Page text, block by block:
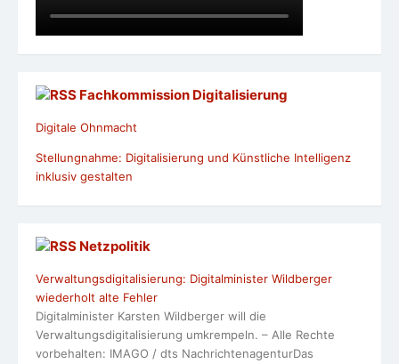
Fachkommission Digitalisierung
Digitale Ohnmacht
Stellungnahme: Digitalisierung und Künstliche Intelligenz
inklusiv gestalten
Netzpolitik
Verwaltungsdigitalisierung: Digitalminister Wildberger
wiederholt alte Fehler
Digitalminister Karsten Wildberger will die
Verwaltungsdigitalisierung umkrempeln. – Alle Rechte
vorbehalten: IMAGO / dts NachrichtenagenturDas